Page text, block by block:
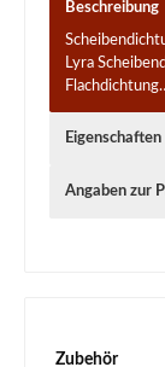
Beschreibung
Lyra
Eigenschaften
Angaben zur
Produktgalerie
Zubehör